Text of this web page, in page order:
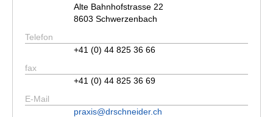
Alte Bahnhofstrasse 22
8603 Schwerzenbach
Telefon
+41 (0) 44 825 36 66
fax
+41 (0) 44 825 36 69
E-Mail
praxis@drschneider.ch